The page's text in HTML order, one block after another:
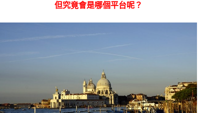
但究竟會是哪個平台呢？